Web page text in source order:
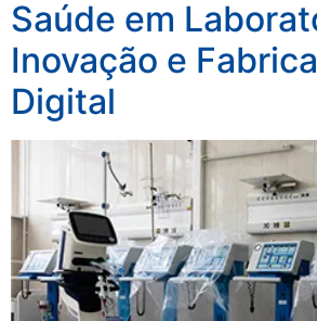
Saúde em
Inovação e
Digital